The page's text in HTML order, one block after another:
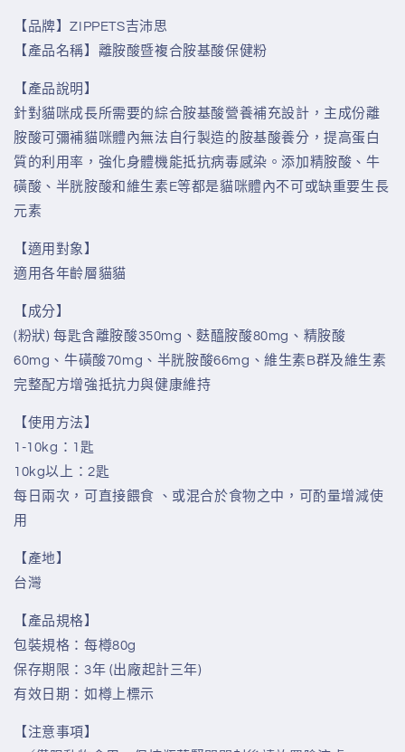
【品牌】ZIPPETS吉沛思
【產品名稱】離胺酸暨複合胺基酸保健粉
【產品說明】
針對貓咪成長所需要的綜合胺基酸營養補充設計，主成份離
胺酸可彌補貓咪體內無法自行製造的胺基酸養分，提高蛋白
質的利用率，強化身體機能抵抗病毒感染。添加精胺酸、牛
磺酸、半胱胺酸和維生素 E等都是貓咪體內不可或缺重要生長
元素
【適用對象】
適用各年齡層貓貓
【成分】
(粉狀) 每匙含離胺酸350mg、麩醯胺酸80mg、精胺酸
60mg、牛磺酸70mg、半胱胺酸66mg、維生素B群及維生素
完整配方增強抵抗力與健康維持
【使用方法】
1-10kg：1匙
10kg以上：2匙
每日兩次，可直接餵食 、或混合於食物之中，可酌量增減使
用
【產地】
台灣
【產品規格】
包裝規格：每樽80g
保存期限：3年 (出廠起計三年)
有效日期：如樽上標示
【注意事項】